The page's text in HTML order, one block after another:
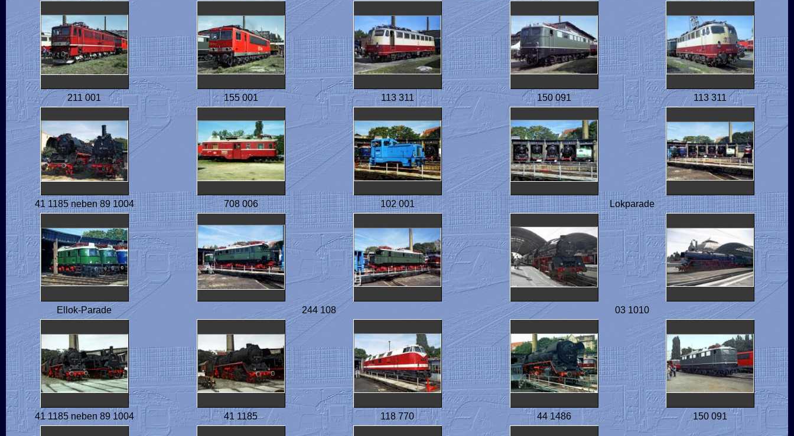
211 001 155 001 113 311 150 091 113 311
41 1185 neben 89 1004 708 006 102 001 Lokparade
Ellok-Parade 244 108 03 1010
41 1185 neben 89 1004 41 1185 118 770 44 1486 150 091